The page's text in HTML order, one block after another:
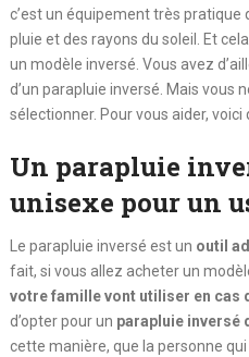
c’est un équipement très pratique
pluie et des rayons du soleil. Et
un modèle inversé. Vous avez
d’un parapluie inversé. Mais vous
sélectionner. Pour vous aider, voici
Un parapluie
unisexe pour un
Le parapluie inversé est un outil
fait, si vous allez acheter un
votre famille vont utiliser en cas
d’opter pour un parapluie inversé
cette manière, que la personne